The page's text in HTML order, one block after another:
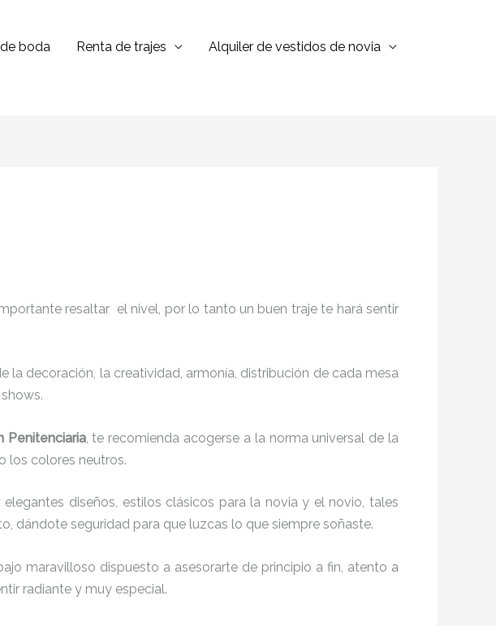
boda Renta de trajes
Alquiler de vestidos de novia
resaltar el nivel, por lo tanto un buen traje te hará sentir
decoración, la creatividad, armonía, distribución de cada mesa
, te recomienda acogerse a la norma universal de la
los colores neutros.
diseños, estilos clásicos para la novia y el novio, tales
dándote seguridad para que luzcas lo que siempre soñaste.
maravilloso dispuesto a asesorarte de principio a fin, atento a
radiante y muy especial.